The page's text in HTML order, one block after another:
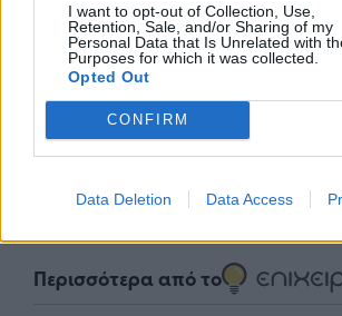
I want to opt-out of Collection, Use,
Retention, Sale, and/or Sharing of my
Personal Data that Is Unrelated with
Purposes for which it was collected.
Opted Out
CONFIRM
Data Deletion Data Access
TP Greece: Πώς
μέλλον του Insurance στην
Advertorial
Περισσότερα από το